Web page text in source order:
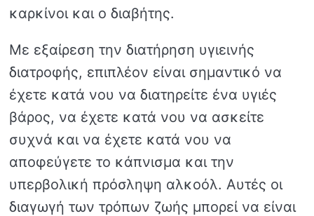
καρκίνοι και ο διαβήτης.
Με εξαίρεση την διατήρηση υγιεινής
διατροφής, επιπλέον είναι σημαντικό να
έχετε κατά νου να διατηρείτε ένα υγιές
βάρος, να έχετε κατά νου να ασκείτε
συχνά και να έχετε κατά νου να
αποφεύγετε το κάπνισμα και την
υπερβολική πρόσληψη αλκοόλ. Αυτές οι
διαγωγή των τρόπων ζωής μπορεί να είναι